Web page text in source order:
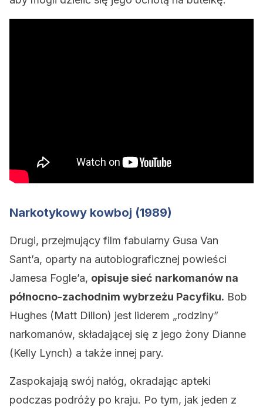
Narkotykowy kowboj (1989)
Drugi, przejmujący film fabularny Gusa Van
Sant’a, oparty na autobiograficznej powieści
Jamesa Fogle’a, opisuje sieć narkomanów na
północno-zachodnim wybrzeżu Pacyfiku. Bob
Hughes (Matt Dillon) jest liderem „rodziny”
narkomanów, składającej się z jego żony Dianne
(Kelly Lynch) a także innej pary.
Zaspokajają swój nałóg, okradając apteki
podczas podróży po kraju. Po tym, jak jeden z